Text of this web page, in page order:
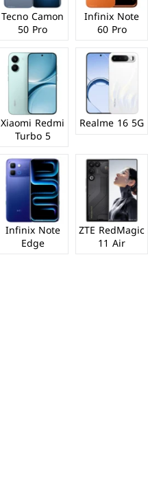
Infinix Note
60 Pro
Tecno Camon
50 Pro
Realme 16 5G
Xiaomi Redmi
Turbo 5
ZTE RedMagic
11 Air
Infinix Note
Edge